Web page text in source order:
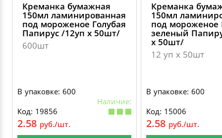
Креманка бумажная
150мл ламинированная
под мороженое Голубая
Папирус /12уп х 50шт/
600шт
В упаковке: 600
Наличие:
Код: 19856
2.58 руб./шт.
Креманка
150мл
под мороженое
зеленый
х 50шт/
12 уп х 50шт
В упаковке: 600
Код: 15006
2.58 руб./шт.